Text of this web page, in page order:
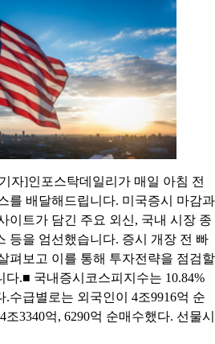
자]인포스탁데일리가 매일 아침 전
를 배달해드립니다. 미국증시 마감과
이트가 담긴 주요 외신, 국내 시장 종
등을 엄선했습니다. 증시 개장 전 빠
펴보고 이를 통해 투자전략을 점검할
.■ 국내증시코스피지수는 10.84%
.수급별로는 외국인이 4조9916억 순
3340억, 6290억 순매수했다. 선물시